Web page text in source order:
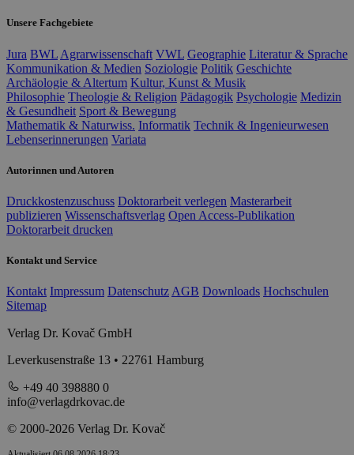
Unsere Fachgebiete
Jura BWL Agrarwissenschaft VWL Geographie Literatur & Sprache
Kommunikation & Medien Soziologie Politik Geschichte
Archäologie & Altertum Kultur, Kunst & Musik
Philosophie Theologie & Religion Pädagogik Psychologie Medizin
& Gesundheit Sport & Bewegung
Mathematik & Naturwiss. Informatik Technik & Ingenieurwesen
Lebenserinnerungen Variata
Autorinnen und Autoren
Druckkostenzuschuss Doktorarbeit verlegen Masterarbeit
publizieren Wissenschaftsverlag Open Access-Publikation
Doktorarbeit drucken
Kontakt und Service
Kontakt Impressum Datenschutz AGB Downloads Hochschulen
Sitemap
Verlag Dr. Kovač GmbH
Leverkusenstraße 13 • 22761 Hamburg
+49 40 398880 0
info@verlagdrkovac.de
© 2000-2026 Verlag Dr. Kovač